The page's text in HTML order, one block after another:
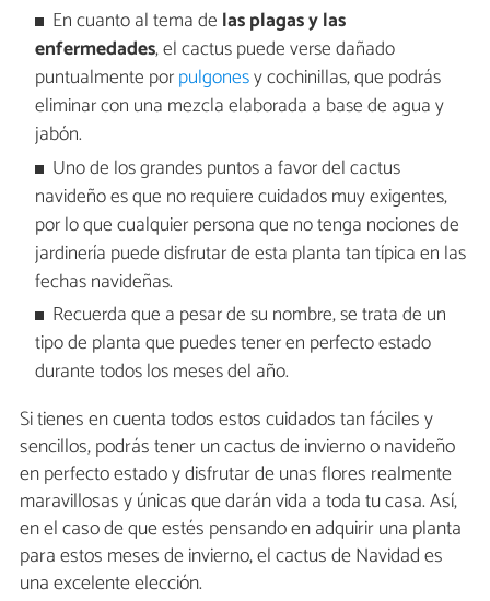
En cuanto al tema de las plagas y las
enfermedades, el cactus puede verse dañado
puntualmente porpulgonesy cochinillas, que podrás
eliminar con una mezcla elaborada a base de agua y
jabón.
Uno de los grandes puntos a favor del cactus
navideño es que no requiere cuidados muy exigentes,
por lo que cualquier persona que no tenga nociones de
jardinería puede disfrutar de esta planta tan típica en las
fechas navideñas.
Recuerda que a pesar de su nombre, se trata de un
tipo de planta que puedes tener en perfecto estado
durante todos los meses del año.
Si tienes en cuenta todos estos cuidados tan fáciles y
sencillos, podrás tener un cactus de invierno o navideño
en perfecto estado y disfrutar de unas flores realmente
maravillosas y únicas que darán vida a toda tu casa. Así,
en el caso de que estés pensando en adquirir una planta
para estos meses de invierno, el cactus de Navidad es
una excelente elección.